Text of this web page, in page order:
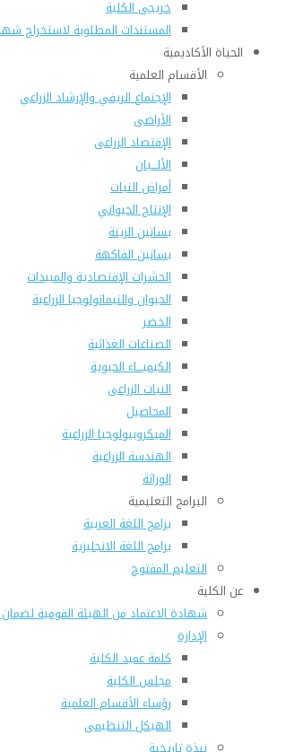
خريجى الكلية
المستندات المطلوبة لاستخراج
الحياة الأكاديمية
الأقسام العلمية
الإجتماع الريفي والإرشاد الزراعي
الأراضى
الإقتصاد الزراعى
الألـــبان
أمراض النبات
الإنتاج الحيواني
بساتين الزينة
بساتين الفاكهة
الحشرات الإقتصادية والمبيدات
الحيوان والنيماتولوجيا الزراعية
الخضر
الصناعات الغذائية
الكيميـــاء الحيوية
النبات الزراعى
المحاصيل
الميكروبيولوجيا الزراعية
الهندسة الزراعية
الوراثة
البرامج التعليمية
برامج اللغة العربية
برامج اللغة الانجليزية
التعليم المفتوح
عن الكلية
شهادة الاعتماد من الهيئة القومية لضمان
الإدارة
كلمة عميد الكلية
مجلس الكلية
رؤساء الأقسام العلمية
الهيكل التنظيمى